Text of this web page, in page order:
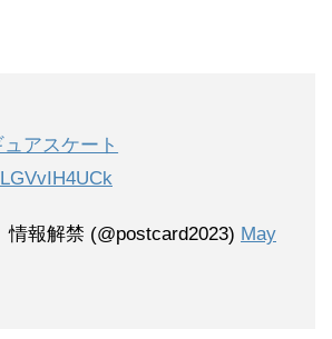
アスケート
報解禁 (@postcard2023) May